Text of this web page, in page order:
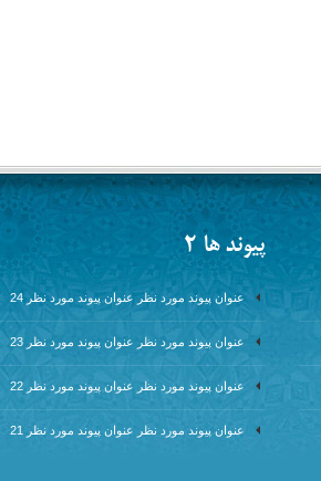
پیوند ها 2
عنوان پیوند مورد نظر عنوان پیوند مورد نظر 24
عنوان پیوند مورد نظر عنوان پیوند مورد نظر 23
عنوان پیوند مورد نظر عنوان پیوند مورد نظر 22
عنوان پیوند مورد نظر عنوان پیوند مورد نظر 21